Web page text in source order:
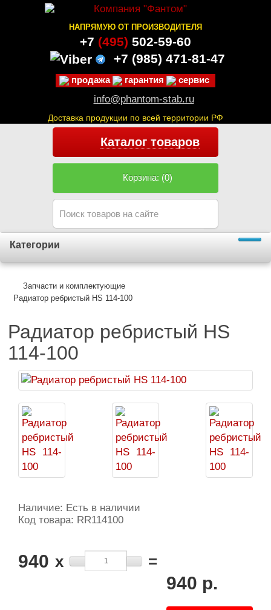
НАПРЯМУЮ ОТ ПРОИЗВОДИТЕЛЯ
+7 (495) 502-59-60
+7 (985) 471-81-47
продажа гарантия сервис
info@phantom-stab.ru
Доставка продукции по всей территории РФ
Каталог товаров
Корзина: (0)
Категории
Запчасти и комплектующие
Радиатор ребристый HS 114-100
Радиатор ребристый HS
114-100
Наличие: Есть в наличии
Код товара: RR114100
940 x =
940 р.